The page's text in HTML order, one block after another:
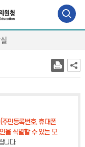
검
색
역
주민등록번호, 휴대폰
을 식별할 수 있는 모
니다.